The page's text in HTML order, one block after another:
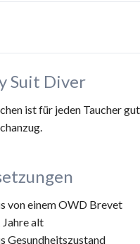
Suit Diver
ist für jeden Taucher
von einem OWD Brevet
alt
Gesundheitszustand